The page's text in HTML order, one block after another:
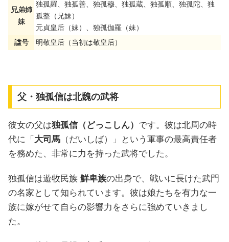
兄弟姉
妹
独孤羅、独孤善、独孤穆、独孤蔵、独孤順、独孤陀、独
孤整（兄妹）
元貞皇后（妹）、独孤伽羅（妹）
諡号
明敬皇后（当初は敬皇后）
父・独孤信は北魏の武将
彼女の父は独孤信（どっこしん） です。彼は北周の時
代に「 大司馬 （だいしば）」という軍事の最高責任者
を務めた、非常に力を持った武将でした。
独孤信は遊牧民族 鮮卑族の出身で、戦いに長けた武門
の名家として知られています。彼は娘たちを有力な一
族に嫁がせて自らの影響力をさらに強めていきまし
た。